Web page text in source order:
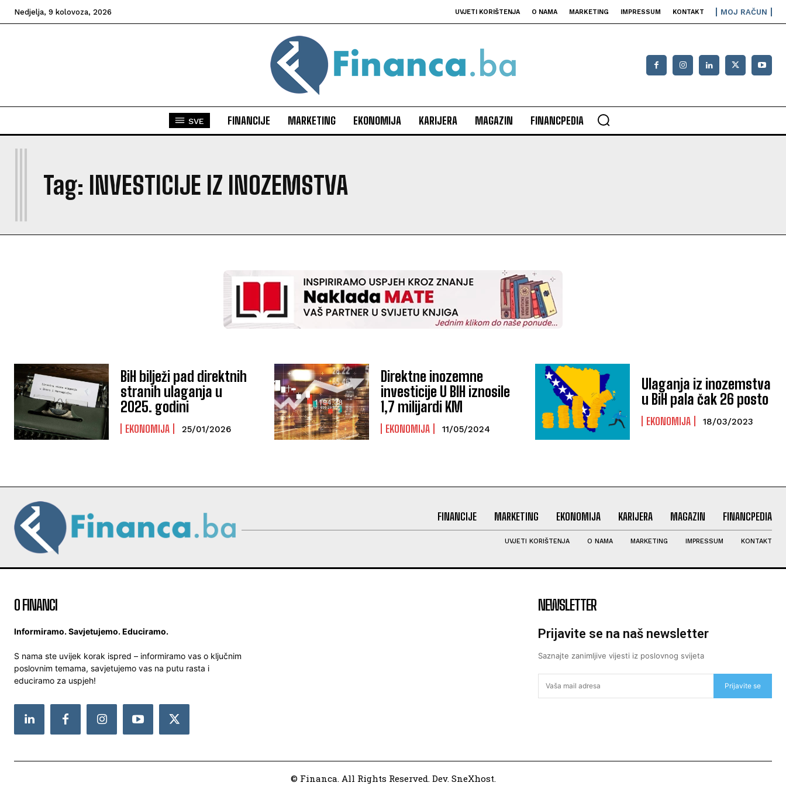
Nedjelja, 9 kolovoza, 2026 UVJETI KORIŠTENJA O NAMA MARKETING IMPRESSUM KONTAKT MOJ RAČUN
SVE FINANCIJE MARKETING EKONOMIJA KARIJERA MAGAZIN FINANCPEDIA
Tag: INVESTICIJE IZ INOZEMSTVA
I
BiH bilježi pad direktnih
stranih ulaganja u
2025. godini
EKONOMIJA 25/01/2026
Direktne inozemne
investicije U BIH iznosile
1,7 milijardi KM
EKONOMIJA 11/05/2024
Ulaganja iz inozemstva
u BiH pala čak 26 posto
EKONOMIJA 18/03/2023
FINANCIJE MARKETING EKONOMIJA KARIJERA MAGAZIN FINANCPEDIA
UVJETI KORIŠTENJA O NAMA MARKETING IMPRESSUM KONTAKT
O FINANCI
Informiramo. Savjetujemo. Educiramo.
S nama ste uvijek korak ispred – informiramo vas o ključnim
poslovnim temama, savjetujemo vas na putu rasta i
educiramo za uspjeh!
NEWSLETTER
Prijavite se na naš newsletter
Saznajte zanimljive vijesti iz poslovnog svijeta
Prijavite se
© Financa. All Rights Reserved. Dev. SneXhost.